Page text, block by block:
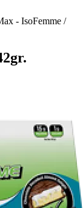
- IsoFemme /